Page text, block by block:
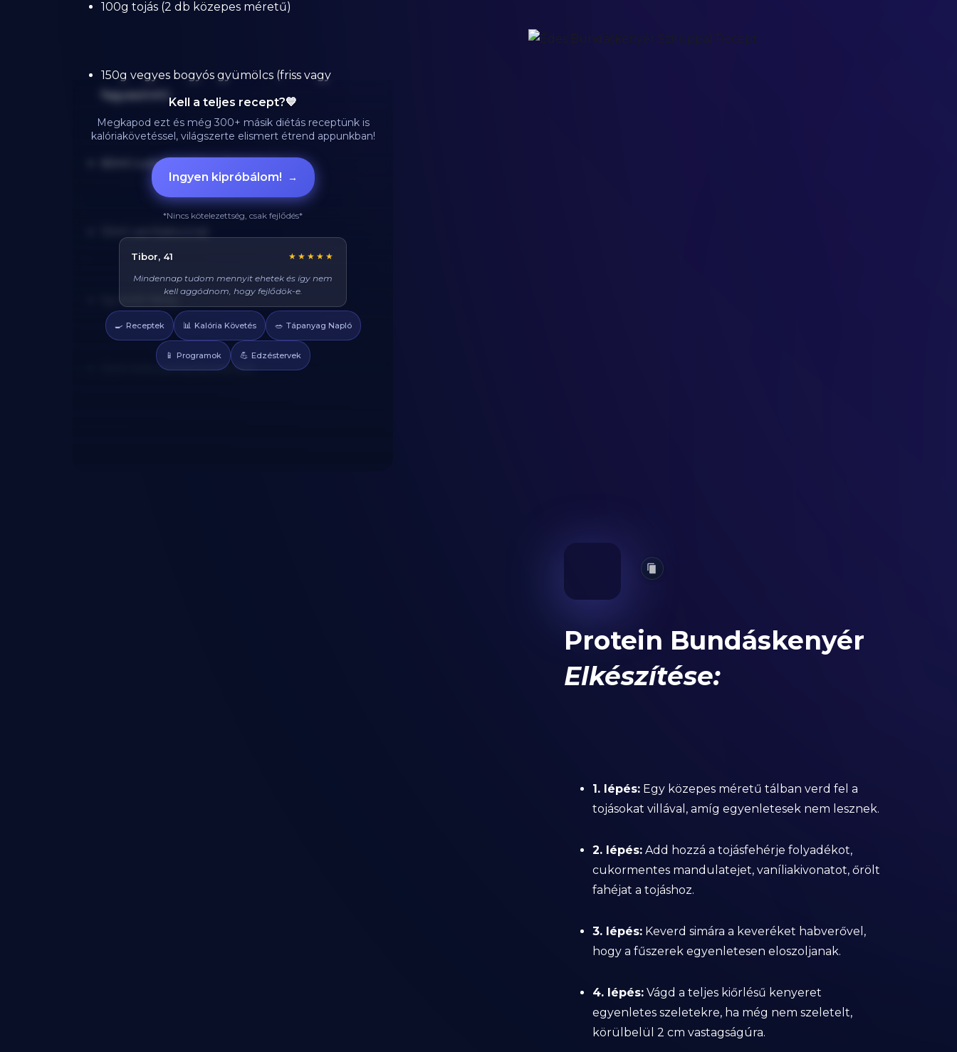
100g tojás (2 db közepes méretű)
150g vegyes bogyós gyümölcs (friss vagy
fagyasztott)
60ml cukormentes juharszirup
5g őrölt fahéj
10ml kókuszolaj (sütéshez)
Kell a teljes recept?💙
Megkapod ezt és még 300+ másik diétás receptünk is
kalóriakövetéssel, világszerte elismert étrend appunkban!
Ingyen kipróbálom! →
*Nincs kötelezettség, csak fejlődés*
Réka, 29 ★★★★★
Azt hittem diétán csak csirkét és brokkolit lehet
enni, veletek mindig tudok valami finomat
🍳 Receptek 📊 Kalória Követés 🥗 Tápanyag Napló
📱 Programok 💪 Edzéstervek
Protein Bundáskenyér
Elkészítése:
1. lépés: Egy közepes méretű tálban verd fel a
tojásokat villával, amíg egyenletesek nem lesznek.
2. lépés: Add hozzá a tojásfehérje folyadékot,
cukormentes mandulatejet, vaníliakivonatot, őrölt
fahéjat a tojáshoz.
3. lépés: Keverd simára a keveréket habverővel,
hogy a fűszerek egyenletesen eloszoljanak.
4. lépés: Vágd a teljes kiőrlésű kenyeret
egyenletes szeletekre, ha még nem szeletelt,
körülbelül 2 cm vastagságúra.